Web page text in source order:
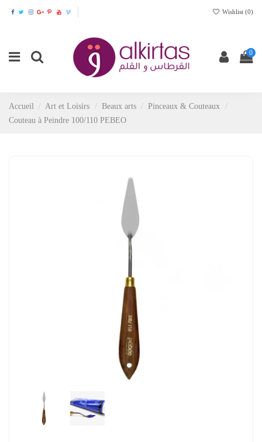
Wishlist (0)
0
Accueil Art et Loisirs Beaux arts
Pinceaux & Couteaux
Couteau à Peindre 100/110 PEBEO